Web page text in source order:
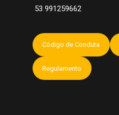
53 991259662
Código de Conduta
Regulamento